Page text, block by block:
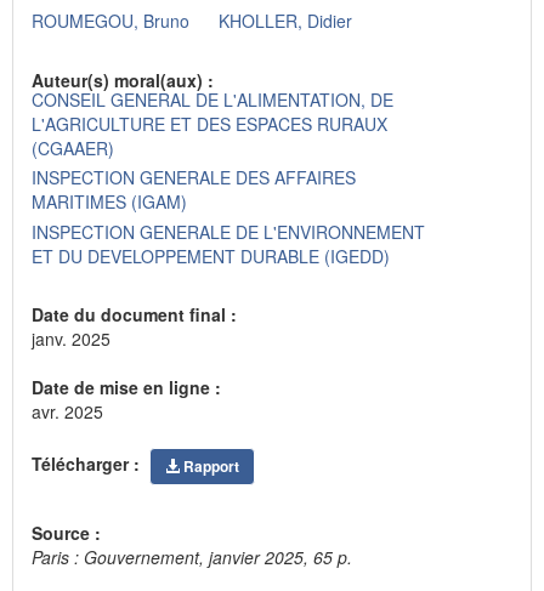
ROUMEGOU, Bruno
KHOLLER, Didier
Auteur(s) moral(aux) :
CONSEIL GENERAL DE L'ALIMENTATION, DE
L'AGRICULTURE ET DES ESPACES RURAUX
(CGAAER)
INSPECTION GENERALE DES AFFAIRES
MARITIMES (IGAM)
INSPECTION GENERALE DE L'ENVIRONNEMENT
ET DU DEVELOPPEMENT DURABLE (IGEDD)
Date du document final :
janv. 2025
Date de mise en ligne :
avr. 2025
Télécharger : Rapport
Source :
Paris : Gouvernement, janvier 2025, 65 p.